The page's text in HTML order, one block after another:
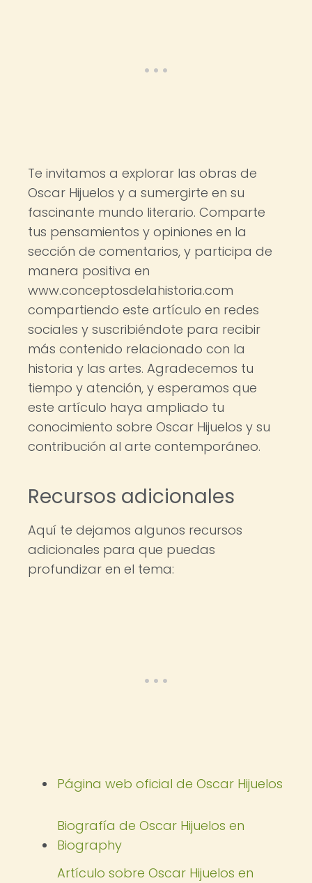
Te invitamos a explorar las obras de
Oscar Hijuelos y a sumergirte en su
fascinante mundo literario. Comparte
tus pensamientos y opiniones en la
sección de comentarios, y participa de
manera positiva en
www.conceptosdelahistoria.com
compartiendo este artículo en redes
sociales y suscribiéndote para recibir
más contenido relacionado con la
historia y las artes. Agradecemos tu
tiempo y atención, y esperamos que
este artículo haya ampliado tu
conocimiento sobre Oscar Hijuelos y su
contribución al arte contemporáneo.
Recursos adicionales
Aquí te dejamos algunos recursos
adicionales para que puedas
profundizar en el tema:
Página web oficial de Oscar Hijuelos
Biografía de Oscar Hijuelos en
Biography
Artículo sobre Oscar Hijuelos en